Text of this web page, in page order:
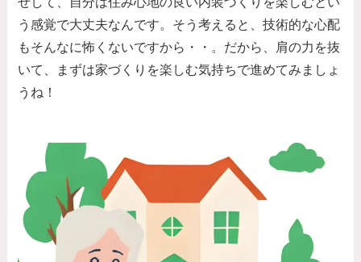
う感覚で大丈夫なんです。そう考えると、技術的な心配
もそんなに怖くないですから・・。だから、肩の力を抜
いて、まずは家づくりを楽しむ気持ちで進めてみましょ
うね！